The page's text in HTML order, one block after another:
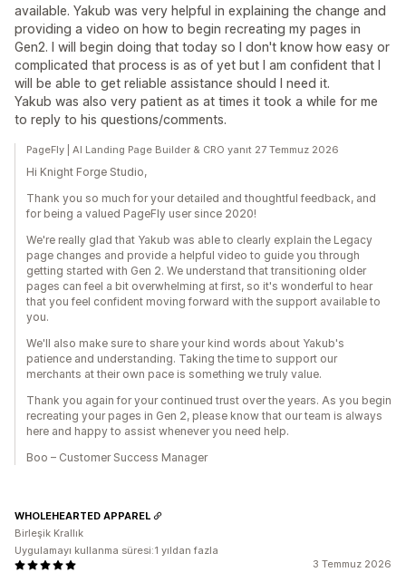
available. Yakub was very helpful in explaining the change and
providing a video on how to begin recreating my pages in
Gen2. I will begin doing that today so I don't know how easy or
complicated that process is as of yet but I am confident that I
will be able to get reliable assistance should I need it.
Yakub was also very patient as at times it took a while for me
to reply to his questions/comments.
PageFly | AI Landing Page Builder & CRO yanıt 27 Temmuz 2026
Hi Knight Forge Studio,
Thank you so much for your detailed and thoughtful feedback, and
for being a valued PageFly user since 2020!
We're really glad that Yakub was able to clearly explain the Legacy
page changes and provide a helpful video to guide you through
getting started with Gen 2. We understand that transitioning older
pages can feel a bit overwhelming at first, so it's wonderful to hear
that you feel confident moving forward with the support available to
you.
We'll also make sure to share your kind words about Yakub's
patience and understanding. Taking the time to support our
merchants at their own pace is something we truly value.
Thank you again for your continued trust over the years. As you begin
recreating your pages in Gen 2, please know that our team is always
here and happy to assist whenever you need help.
Boo – Customer Success Manager
3 Temmuz 2026
WHOLEHEARTED APPAREL
Birleşik Krallık
Uygulamayı kullanma süresi:1 yıldan fazla